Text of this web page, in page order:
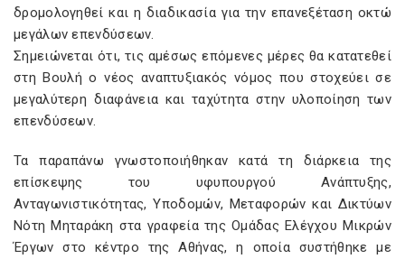
δρομολογηθεί και η διαδικασία για την επανεξέταση οκτώ
μεγάλων επενδύσεων.
Σημειώνεται ότι, τις αμέσως επόμενες μέρες θα κατατεθεί
στη Βουλή ο νέος αναπτυξιακός νόμος που στοχεύει σε
μεγαλύτερη διαφάνεια και ταχύτητα στην υλοποίηση των
επενδύσεων.
Τα παραπάνω γνωστοποιήθηκαν κατά τη διάρκεια της
επίσκεψης του υφυπουργού Ανάπτυξης,
Ανταγωνιστικότητας, Υποδομών, Μεταφορών και Δικτύων
Νότη Μηταράκη στα γραφεία της Ομάδας Ελέγχου Μικρών
Έργων στο κέντρο της Αθήνας, η οποία συστήθηκε με